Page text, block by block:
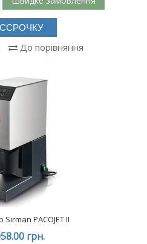
До порівняння
PACOJET II
грн.